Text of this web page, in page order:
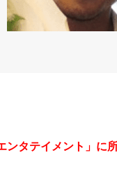
ンタテイメント」に